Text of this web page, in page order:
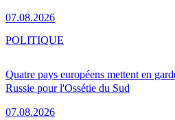
07.08.2026
Quatre pays européens mettent en
Russie pour l'Ossétie du Sud
07.08.2026
POLITIQUE